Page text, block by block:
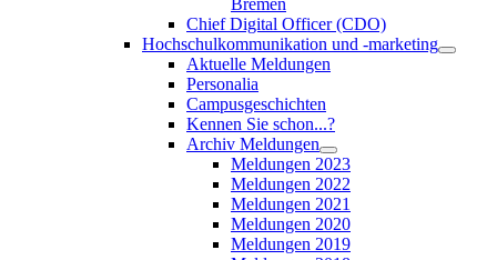
Chief Digital Officer (CDO)
Hochschulkommunikation und -marketing
Aktuelle Meldungen
Personalia
Campusgeschichten
Kennen Sie schon...?
Archiv Meldungen
Meldungen 2023
Meldungen 2022
Meldungen 2021
Meldungen 2020
Meldungen 2019